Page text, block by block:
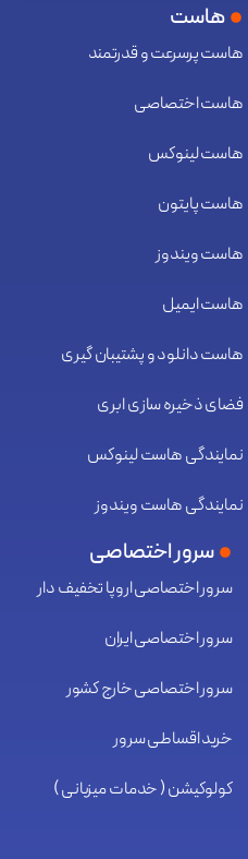
هاست
هاست پرسرعت و قدرتمند
هاست اختصاصی
هاست لینوکس
هاست پایتون
هاست ویندوز
هاست ایمیل
هاست دانلود و پشتیبان گیری
فضای ذخیره سازی ابری
نمایندگی هاست لینوکس
نمایندگی هاست ویندوز
سرور اختصاصی
سرور اختصاصی اروپا تخفیف دار
سرور اختصاصی ایران
سرور اختصاصی خارج کشور
خرید اقساطی سرور
کولوکیشن ( خدمات میزبانی )